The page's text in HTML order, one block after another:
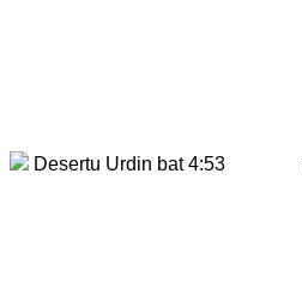
Desertu Urdin bat 4:53